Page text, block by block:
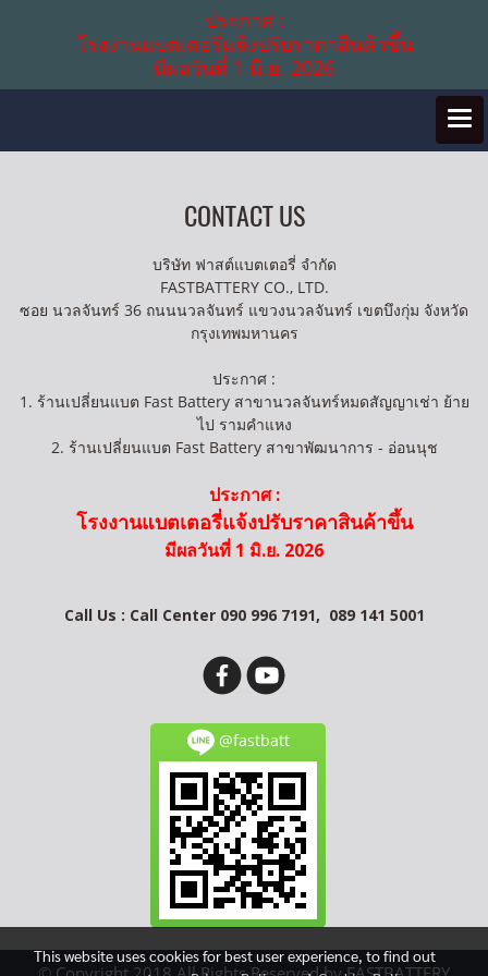
ประกาศ :
โรงงานแบตเตอรี่แจ้งปรับราคาสินค้าขึ้น
มีผลวันที่ 1 มิ.ย. 2026
CONTACT US
บริษัท ฟาสต์แบตเตอรี่ จำกัด
FASTBATTERY CO., LTD.
ซอย นวลจันทร์ 36 ถนนนวลจันทร์ แขวงนวลจันทร์ เขตบึงกุ่ม จังหวัด
กรุงเทพมหานคร
ประกาศ :
1. ร้านเปลี่ยนแบต Fast Battery สาขานวลจันทร์หมดสัญญาเช่า ย้าย
ไป รามคำแหง
2. ร้านเปลี่ยนแบต Fast Battery สาขาพัฒนาการ - อ่อนนุช
ประกาศ :
โรงงานแบตเตอรี่แจ้งปรับราคาสินค้าขึ้น
มีผลวันที่ 1 มิ.ย. 2026
Call Us : Call Center 090 996 7191, 089 141 5001
@fastbatt
This website uses cookies for best user experience, to find out